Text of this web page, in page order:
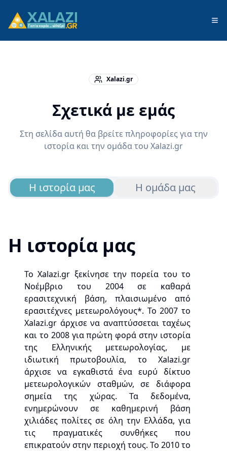
Xalazi.gr
Σχετικά με εμάς
Στη σελίδα αυτή θα βρείτε πληροφορίες για την
ιστορία και την ομάδα του Xalazi.gr
Η ιστορία μας Η ομάδα μας
Η ιστορία μας
To Xalazi.gr ξεκίνησε την πορεία του το
Νοέμβριο του 2004 σε καθαρά
ερασιτεχνική βάση, πλαισιωμένο από
ερασιτέχνες μετεωρολόγους*. Το 2007 το
Xalazi.gr άρχισε να αναπτύσσεται ταχέως
και το 2008 για πρώτη φορά στην ιστορία
της Ελληνικής μετεωρολογίας, με
ιδιωτική πρωτοβουλία, το Xalazi.gr
άρχισε να εγκαθιστά ένα ευρύ δίκτυο
μετεωρολογικών σταθμών, σε διάφορα
σημεία της χώρας. Τα δεδομένα,
ενημερώνουν σε καθημερινή βάση
χιλιάδες πολίτες σε όλη την Ελλάδα, για
τις πραγματικές συνθήκες που
επικρατούν στην περιοχή τους. Το 2010 το